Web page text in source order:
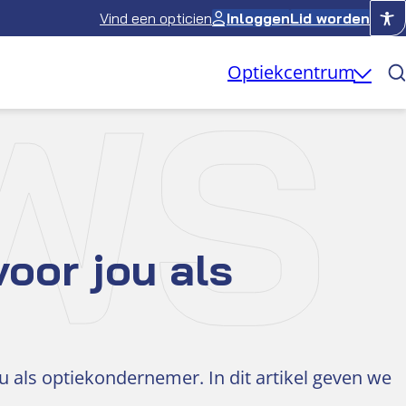
Vind een opticien InloggenLid worden
Optiekcentrum
jou als
als optiekondernemer. In dit artikel geven we